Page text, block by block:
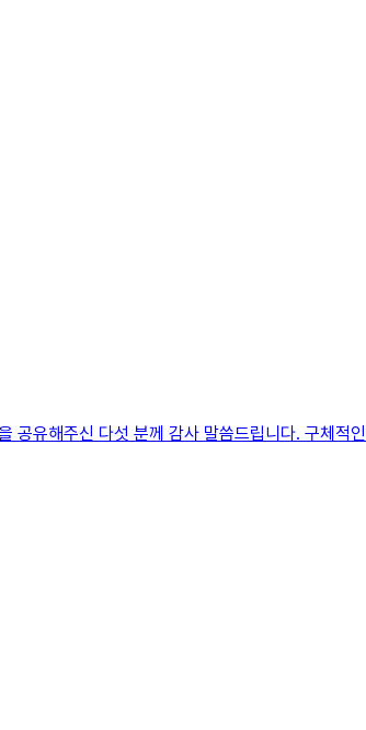
유해주신 다섯 분께 감사 말씀드립니다. 구체적